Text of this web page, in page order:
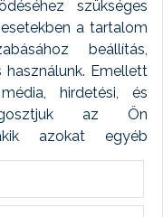
szükséges
a tartalom
beállítás,
Emellett
hirdetési, és
az Ön
azokat egyéb
A sütik
végzünk és
töröljük. A